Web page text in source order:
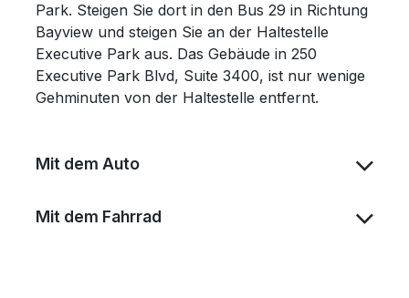
Park. Steigen Sie dort in den Bus 29 in Richtung
Bayview und steigen Sie an der Haltestelle
Executive Park aus. Das Gebäude in 250
Executive Park Blvd, Suite 3400, ist nur wenige
Gehminuten von der Haltestelle entfernt.
Mit dem Auto
Mit dem Fahrrad